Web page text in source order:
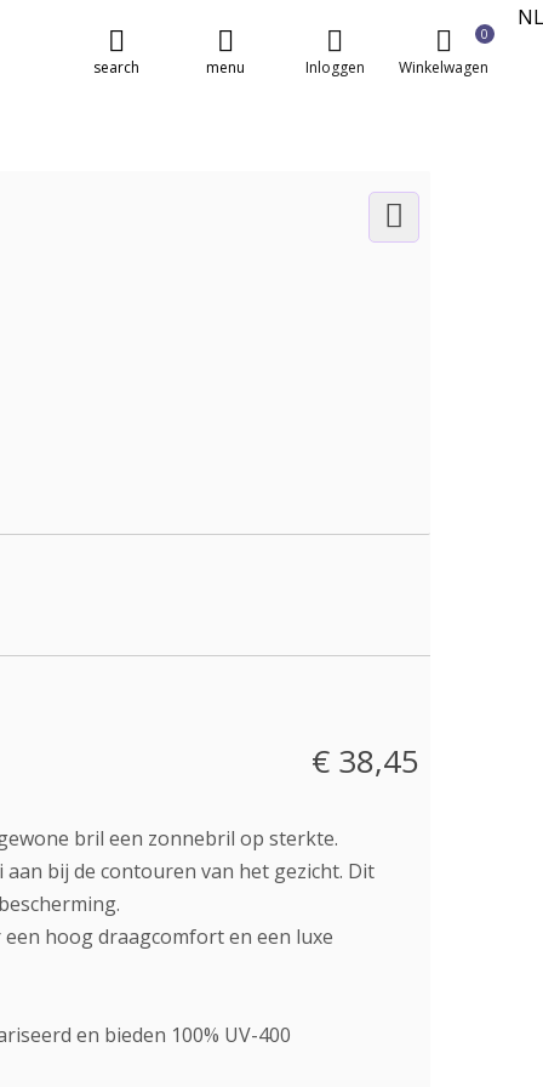
NL
0
Winkelwagen
Inloggen
menu
search
€ 38,45
bril een zonnebril op sterkte.
bij de contouren van het gezicht. Dit
hoog draagcomfort en een luxe
en bieden 100% UV-400